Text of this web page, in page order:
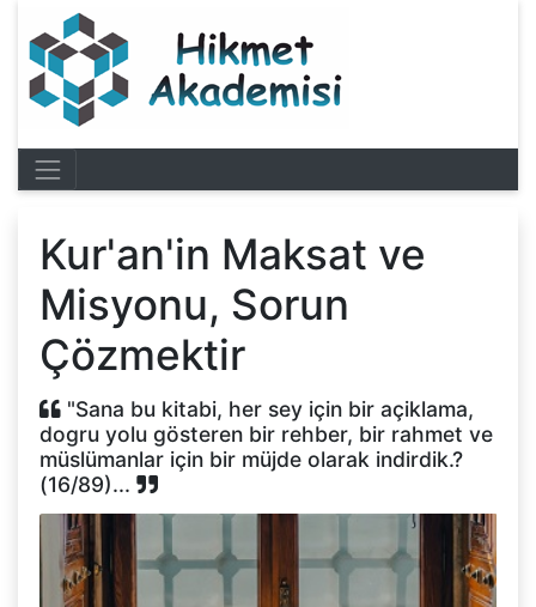
Kur'an'in Maksat ve
Misyonu, Sorun
Çözmektir
"Sana bu kitabi, her sey için bir açiklama,
dogru yolu gösteren bir rehber, bir rahmet ve
müslümanlar için bir müjde olarak indirdik.?
(16/89)...